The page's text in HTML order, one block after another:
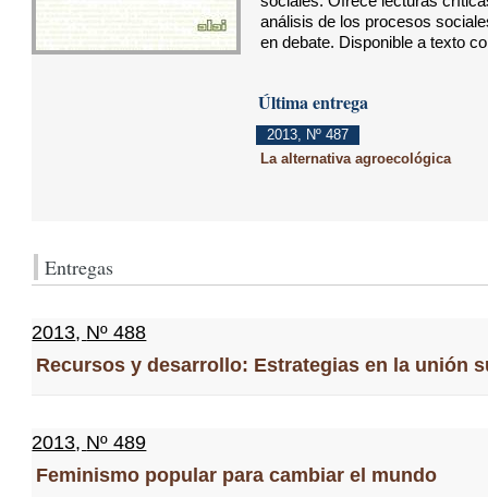
análisis de los procesos
en debate. Disponible a texto
Última entrega
2013, Nº 487
La alternativa agroecológica
Entregas
2013, Nº 488
Recursos y desarrollo: Estrategias en la unión
2013, Nº 489
Feminismo popular para cambiar el mundo